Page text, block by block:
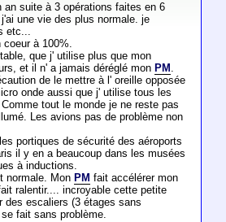
an suite à 3 opérations faites en 6
une vie des plus normale. je
etc...
coeur à 100%.
que j' utilise plus que mon
et il n' a jamais déréglé mon PM .
de le mettre à l' oreille opposée
onde aussi que j' utilise tous les
tout le monde je ne reste pas
Les avions pas de problème non
portiques de sécurité des aéroports
il y en a beaucoup dans les musées
à inductions.
normale. Mon PM fait accélérer mon
ralentir.... incroyable cette petite
des escaliers (3 étages sans
fait sans problème.